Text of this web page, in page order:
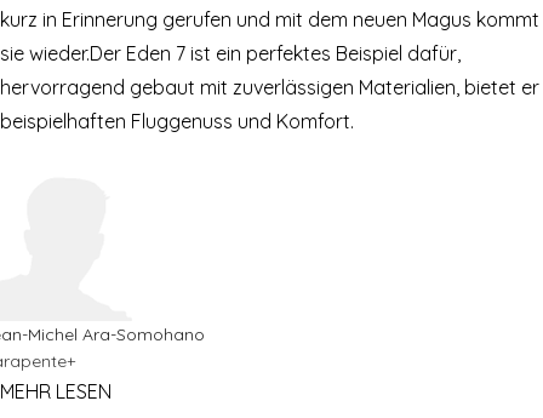
kurz in Erinnerung gerufen und mit dem neuen Magus kommt
sie wieder.Der Eden 7 ist ein perfektes Beispiel dafür,
hervorragend gebaut mit zuverlässigen Materialien, bietet er
beispielhaften Fluggenuss und Komfort.
Michel Ara-Somohano
MEHR LESEN